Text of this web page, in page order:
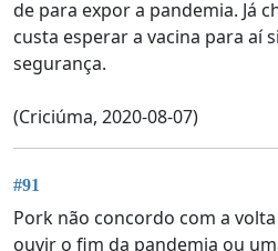
de para expor a pandemia. Já
custa esperar a vacina para aí
segurança.
(Criciúma, 2020-08-07)
#91
Pork não concordo com a
ouvir o fim da pandemia ou